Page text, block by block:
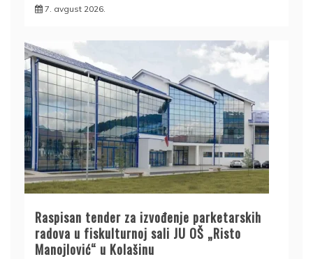
7. avgust 2026.
Raspisan tender za izvođenje parketarskih
radova u fiskulturnoj sali JU OŠ „Risto
Manojlović“ u Kolašinu